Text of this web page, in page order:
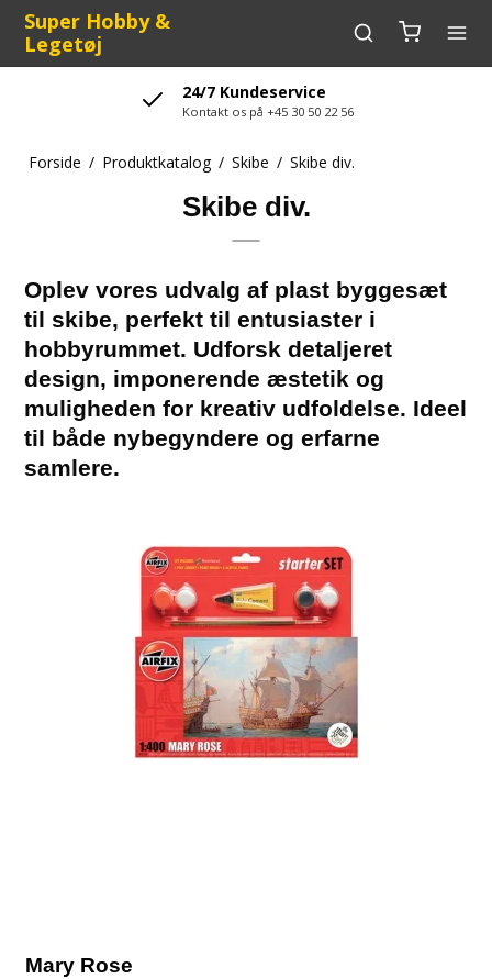
Super Hobby &
Legetøj
24/7 Kundeservice
Kontakt os på +45 30 50 22 56
Forside / Produktkatalog / Skibe / Skibe div.
Skibe div.
Oplev vores udvalg af plast byggesæt
til skibe, perfekt til entusiaster i
hobbyrummet. Udforsk detaljeret
design, imponerende æstetik og
muligheden for kreativ udfoldelse. Ideel
til både nybegyndere og erfarne
samlere.
Mary Rose